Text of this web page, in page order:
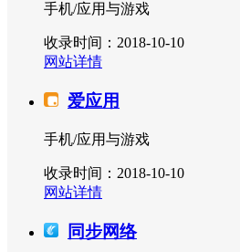
手机/应用与游戏
收录时间：2018-10-10
网站详情
爱应用
手机/应用与游戏
收录时间：2018-10-10
网站详情
同步网络